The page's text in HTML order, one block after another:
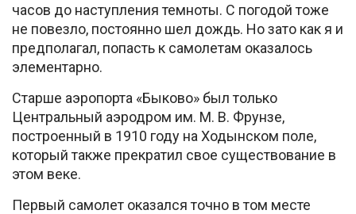
часов до наступления темноты. С погодой тоже
не повезло, постоянно шел дождь. Но зато как я и
предполагал, попасть к самолетам оказалось
элементарно.
Старше аэропорта «Быково» был только
Центральный аэродром им. М. В. Фрунзе,
построенный в 1910 году на Ходынском поле,
который также прекратил свое существование в
этом веке.
Первый самолет оказался точно в том месте